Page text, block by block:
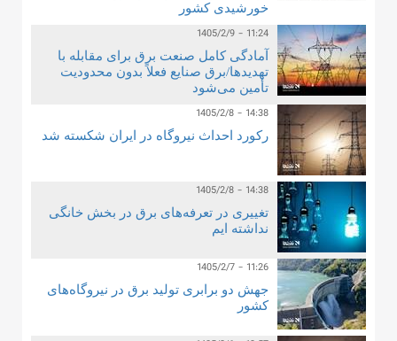
خورشیدی کشور
1405/2/9 - 11:24
آمادگی کامل صنعت برق برای مقابله با
تهدیدها/برق صنایع فعلاً بدون محدودیت
تأمین می‌شود
1405/2/8 - 14:38
رکورد احداث نیروگاه در ایران شکسته شد
1405/2/8 - 14:38
تغییری در تعرفه‌های برق در بخش خانگی
نداشته ایم
1405/2/7 - 11:26
جهش دو برابری تولید برق در نیروگاه‌های
کشور